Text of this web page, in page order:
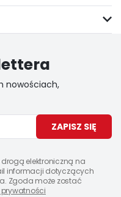
nowościach,
ZAPISZ SIĘ
elektroniczną na
informacji dotyczących
Zgoda może zostać
prywatności